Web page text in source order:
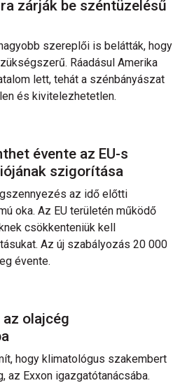
zárják be széntüzelésű
szereplői is belátták, hogy
Ráadásul Amerika
lett, tehát a szénbányászat
és kivitelezhetetlen.
évente az EU-s
szigorítása
az idő előtti
oka. Az EU területén működő
csökkenteniük kell
Az új szabályozás 20 000
évente.
olajcég
hogy klimatológus szakembert
az Exxon igazgatótanácsába.